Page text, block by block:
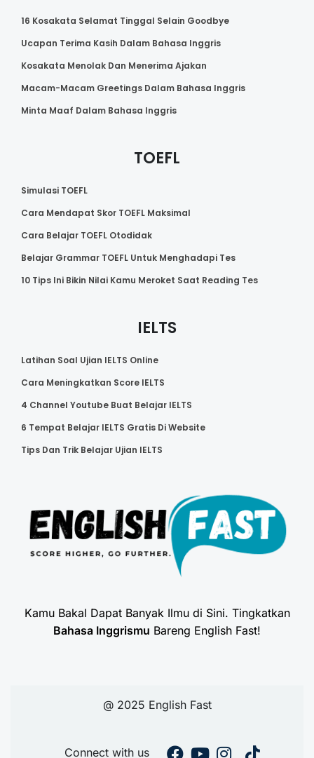
16 Kosakata Selamat Tinggal Selain Goodbye
Ucapan Terima Kasih Dalam Bahasa Inggris
Kosakata Menolak Dan Menerima Ajakan
Macam-Macam Greetings Dalam Bahasa Inggris
Minta Maaf Dalam Bahasa Inggris
TOEFL
Simulasi TOEFL
Cara Mendapat Skor TOEFL Maksimal
Cara Belajar TOEFL Otodidak
Belajar Grammar TOEFL Untuk Menghadapi Tes
10 Tips Ini Bikin Nilai Kamu Meroket Saat Reading Tes
IELTS
Latihan Soal Ujian IELTS Online
Cara Meningkatkan Score IELTS
4 Channel Youtube Buat Belajar IELTS
6 Tempat Belajar IELTS Gratis Di Website
Tips Dan Trik Belajar Ujian IELTS
Kamu Bakal Dapat Banyak Ilmu di Sini. Tingkatkan
Bahasa Inggrismu Bareng English Fast!
@ 2025 English Fast
Connect with us